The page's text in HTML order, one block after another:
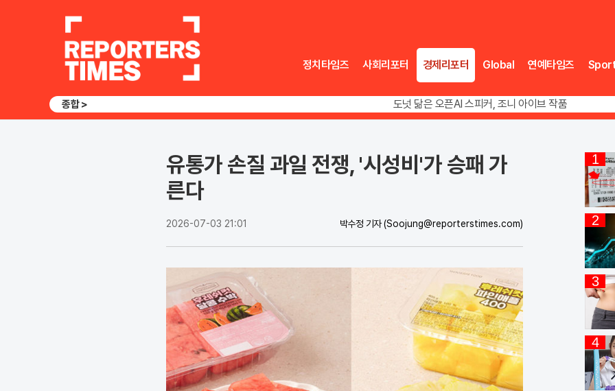
정치타임즈
사회리포터 경제리포터 Global 연예타임즈
종합 >
도넛 닮은 오픈AI 스피커, 조니 아이브 작품
아파트 방에서 들린 쉭쉭 소리‥코브라였다
유통가 손질 과일 전쟁, '시성비'가 승패 가
른다
2026-07-03 21:01 박수정 기자 (Soojung@reporterstimes.com)
1
2
3
4